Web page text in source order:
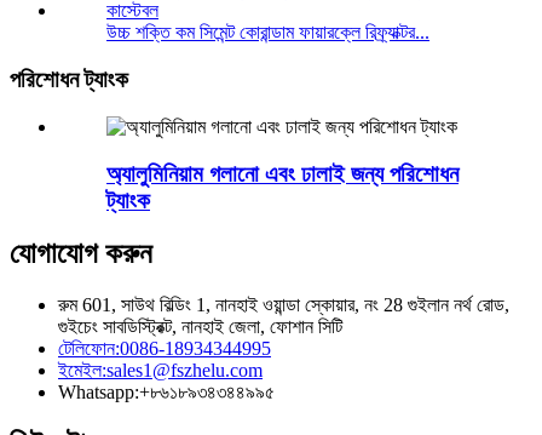
উচ্চ শক্তি কম সিমেন্ট কোরান্ডাম ফায়ারক্লে রিফ্র্যাক্টর...
পরিশোধন ট্যাংক
অ্যালুমিনিয়াম গলানো এবং ঢালাই জন্য পরিশোধন
ট্যাংক
যোগাযোগ করুন
রুম 601, সাউথ বিল্ডিং 1, নানহাই ওয়ান্ডা স্কোয়ার, নং 28 গুইলান নর্থ রোড,
গুইচেং সাবডিস্ট্রিক্ট, নানহাই জেলা, ফোশান সিটি
টেলিফোন:0086-18934344995
ইমেইল:sales1@fszhelu.com
Whatsapp:+৮৬১৮৯৩৪৩৪৪৯৯৫